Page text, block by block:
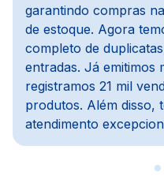
o vinho,
um ERP defasado,
mais dinâmico e
e PDV é prático, e
dos meus
com o financeiro e